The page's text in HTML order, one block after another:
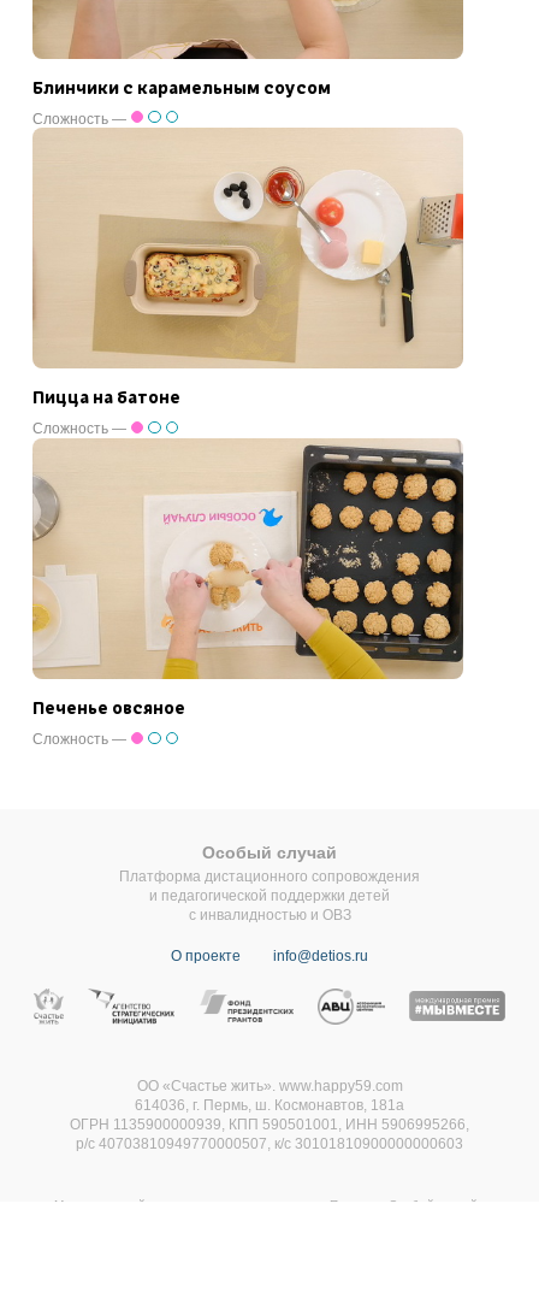
Блинчики с карамельным соусом
Сложность —
Пицца на батоне
Сложность —
Печенье овсяное
Сложность —
Особый случай
Платформа дистационного сопровождения
и педагогической поддержки детей
с инвалидностью и ОВЗ
О проекте info@detios.ru
ОО «Счастье жить». www.happy59.com
614036, г. Пермь, ш. Космонавтов, 181а
ОГРН 1135900000939, КПП 590501001, ИНН 5906995266,
р/с 40703810949770000507, к/с 30101810900000000603
Материалы сайта выполнены при реализации Проекта «Особый случай»